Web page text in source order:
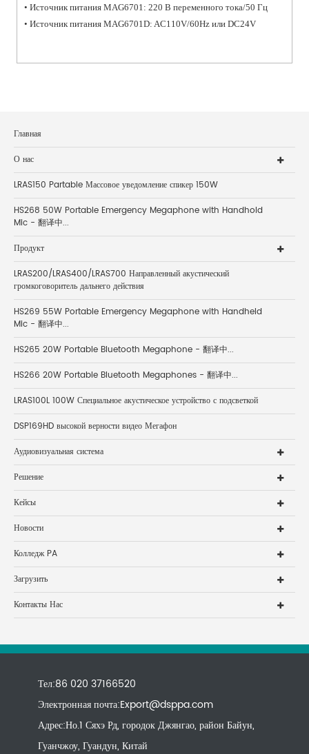
• Источник питания MAG6701: 220 В переменного тока/50 Гц
• Источник питания MAG6701D: AC110V/60Hz или DC24V
Главная
О нас
LRAS150 Partable Массовое уведомление спикер 150W
HS268 50W Portable Emergency Megaphone with Handhold
Mic - 翻译中...
Продукт
LRAS200/LRAS400/LRAS700 Направленный акустический
громкоговоритель дальнего действия
HS269 55W Portable Emergency Megaphone with Handheld
Mic - 翻译中...
HS265 20W Portable Bluetooth Megaphone - 翻译中...
HS266 20W Portable Bluetooth Megaphones - 翻译中...
LRAS100L 100W Специальное акустическое устройство с подсветкой
DSP169HD высокой верности видео Мегафон
Аудиовизуальная система
Решение
Кейсы
Новости
Колледж PA
Загрузить
Контакты Нас
Тел:86 020 37166520
Электронная почта:Export@dsppa.com
Адрес:Но.1 Сяхэ Рд, городок Джянгао, район Байун,
Гуанчжоу, Гуандун, Китай